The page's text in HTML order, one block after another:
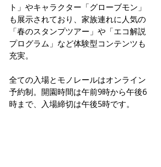
ト」やキャラクター「グローブモン」
も展示されており、家族連れに人気の
「春のスタンプツアー」や「エコ解説
プログラム」など体験型コンテンツも
充実。
全ての入場とモノレールはオンライン
予約制。開園時間は午前9時から午後6
時まで、入場締切は午後5時です。